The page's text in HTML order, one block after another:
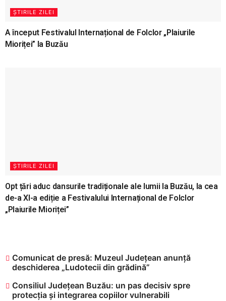
ȘTIRILE ZILEI
A început Festivalul Internațional de Folclor „Plaiurile
Mioriței” la Buzău
ȘTIRILE ZILEI
Opt țări aduc dansurile tradiționale ale lumii la Buzău, la cea
de-a XI-a ediție a Festivalului Internațional de Folclor
„Plaiurile Mioriței”
Comunicat de presă: Muzeul Județean anunță
deschiderea „Ludotecii din grădină”
Consiliul Județean Buzău: un pas decisiv spre
protecția și integrarea copiilor vulnerabili